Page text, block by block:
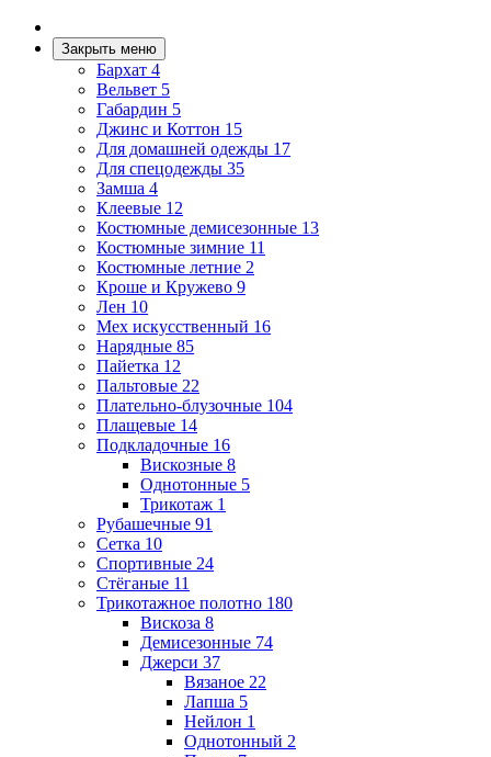
Закрыть меню
Бархат 4
Вельвет 5
Габардин 5
Джинс и Коттон 15
Для домашней одежды 17
Для спецодежды 35
Замша 4
Клеевые 12
Костюмные демисезонные 13
Костюмные зимние 11
Костюмные летние 2
Кроше и Кружево 9
Лен 10
Мех искусственный 16
Нарядные 85
Пайетка 12
Пальтовые 22
Плательно-блузочные 104
Плащевые 14
Подкладочные 16
Вискозные 8
Однотонные 5
Трикотаж 1
Рубашечные 91
Сетка 10
Спортивные 24
Стёганые 11
Трикотажное полотно 180
Вискоза 8
Демисезонные 74
Джерси 37
Вязаное 22
Лапша 5
Нейлон 1
Однотонный 2